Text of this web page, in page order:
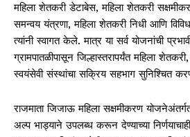
महिला शेतकरी डेटाबेस, महिला शेतकरी
समन्वय यंत्रणा, महिला शेतकरी निधी आणि
त्यांनी स्वागत केले. मात्र या सर्व योजनांची
ग्रामपातळीपासून जिल्हास्तरापर्यंत महिला
स्वयंसेवी संस्थांचा सक्रिय सहभाग सुनिश्चित
राजमाता जिजाऊ महिला सक्षमीकरण
अल्प भाड्याने उपलब्ध करून देण्याच्या